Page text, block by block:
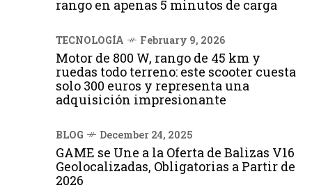
rango en apenas 5 minutos de carga
TECNOLOGÍA February 9, 2026
Motor de 800 W, rango de 45 km y
ruedas todo terreno: este scooter cuesta
solo 300 euros y representa una
adquisición impresionante
BLOG December 24, 2025
GAME se Une a la Oferta de Balizas V16
Geolocalizadas, Obligatorias a Partir de
2026